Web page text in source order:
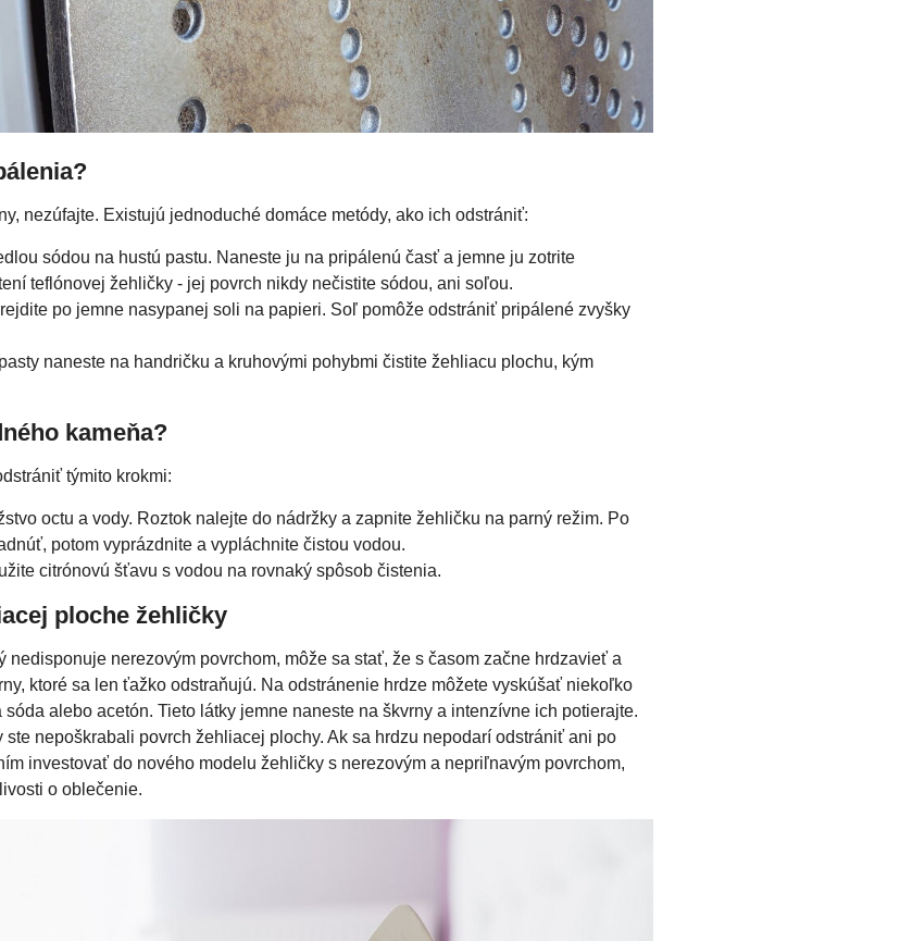
nezúfajte. Existujú jednoduché domáce metódy, ako ich odstrániť:
sódou na hustú pastu. Naneste ju na pripálenú časť a jemne ju zotrite
teflónovej žehličky - jej povrch nikdy nečistite sódou, ani soľou.
po jemne nasypanej soli na papieri. Soľ pomôže odstrániť pripálené zvyšky
naneste na handričku a kruhovými pohybmi čistite žehliacu plochu, kým
kameňa?
týmito krokmi:
octu a vody. Roztok nalejte do nádržky a zapnite žehličku na parný režim. Po
potom vyprázdnite a vypláchnite čistou vodou.
citrónovú šťavu s vodou na rovnaký spôsob čistenia.
ploche žehličky
nedisponuje nerezovým povrchom, môže sa stať, že s časom začne hrdzavieť a
ktoré sa len ťažko odstraňujú. Na odstránenie hrdze môžete vyskúšať niekoľko
alebo acetón. Tieto látky jemne naneste na škvrny a intenzívne ich potierajte.
nepoškrabali povrch žehliacej plochy. Ak sa hrdzu nepodarí odstrániť ani po
investovať do nového modelu žehličky s nerezovým a nepriľnavým povrchom,
o oblečenie.